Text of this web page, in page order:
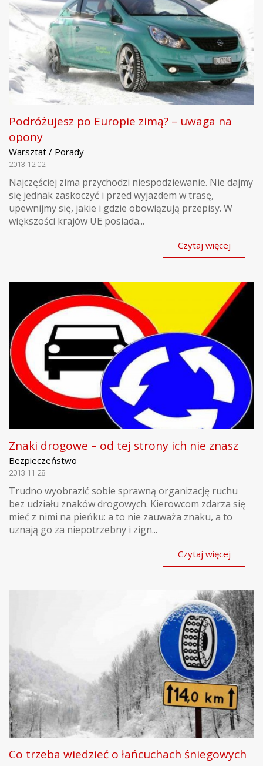
Podróżujesz po Europie zimą? – uwaga na
opony
Warsztat / Porady
2013.12.02
Najczęściej zima przychodzi niespodziewanie. Nie dajmy
się jednak zaskoczyć i przed wyjazdem w trasę,
upewnijmy się, jakie i gdzie obowiązują przepisy. W
większości krajów UE posiada...
Czytaj więcej
Znaki drogowe – od tej strony ich nie znasz
Bezpieczeństwo
2013.11.28
Trudno wyobrazić sobie sprawną organizację ruchu
bez udziału znaków drogowych. Kierowcom zdarza się
mieć z nimi na pieńku: a to nie zauważa znaku, a to
uznają go za niepotrzebny i zign...
Czytaj więcej
Co trzeba wiedzieć o łańcuchach śniegowych